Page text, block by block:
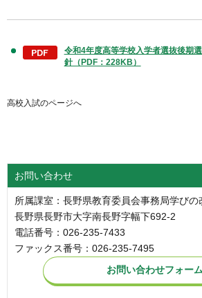
令和4年度高等学校入学者選抜後期
針（PDF：228KB）
高校入試のページへ
お問い合わせ
所属課室：長野県教育委員会事務局学びの
長野県長野市大字南長野字幅下692-2
電話番号：026-235-7433
ファックス番号：026-235-7495